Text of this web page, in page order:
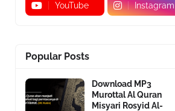
YouTube Instagram
Popular Posts
Download MP3
Murottal Al Quran
Misyari Rosyid Al-